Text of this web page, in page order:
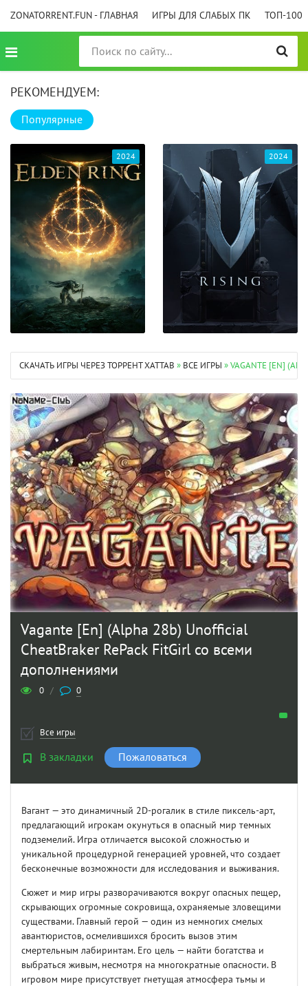
ZONATORRENT.FUN - ГЛАВНАЯ ИГРЫ ДЛЯ СЛАБЫХ ПК ТОП-100
РЕКОМЕНДУЕМ:
Популярные
2024 2024
СКАЧАТЬ ИГРЫ ЧЕРЕЗ ТОРРЕНТ XATTAB » ВСЕ ИГРЫ » VAGANTE [EN]
Vagante [En] (Alpha 28b) Unofficial
CheatBraker RePack FitGirl со всеми
дополнениями
0 / 0
Все игры
В закладки Пожаловаться
Вагант — это динамичный 2D-рогалик в стиле пиксель-арт,
предлагающий игрокам окунуться в опасный мир темных
подземелий. Игра отличается высокой сложностью и
уникальной процедурной генерацией уровней, что создает
бесконечные возможности для исследования и выживания.
Сюжет и мир игры разворачиваются вокруг опасных пещер,
скрывающих огромные сокровища, охраняемые зловещими
существами. Главный герой — один из немногих смелых
авантюристов, осмелившихся бросить вызов этим
смертельным лабиринтам. Его цель — найти богатства и
выбраться живым, несмотря на многократные опасности. В
игровом мире присутствует гнетущая атмосфера тьмы и